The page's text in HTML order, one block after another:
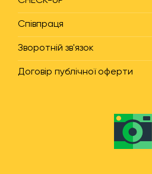
Співпраця
Зворотній зв'язок
Договір публічної оферти